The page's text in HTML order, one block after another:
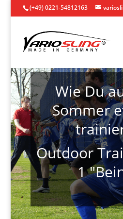
(+49) 0221-54812163
Wie Du
Sommer
Outdoor
1